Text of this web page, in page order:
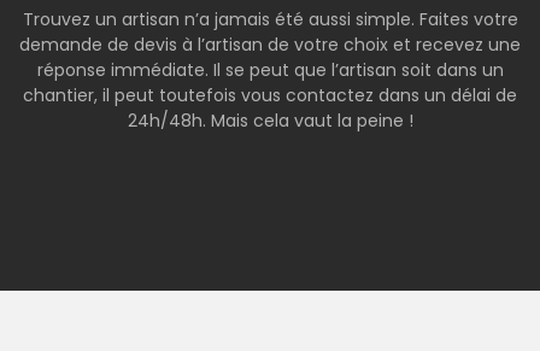
Trouvez un artisan n’a jamais été aussi simple. Faites votre
demande de devis à l’artisan de votre choix et recevez une
réponse immédiate. Il se peut que l’artisan soit dans un
chantier, il peut toutefois vous contactez dans un délai de
24h/48h. Mais cela vaut la peine !